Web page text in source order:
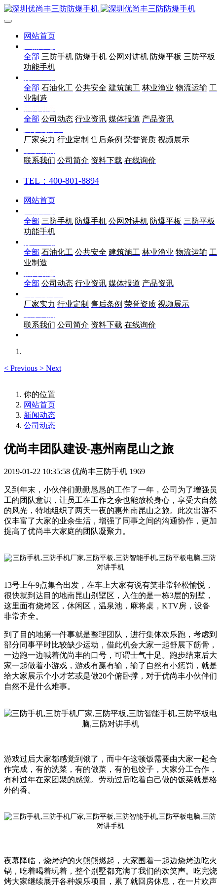
网站首页
全部 三防手机 防爆手机 公网对讲机 防爆平板 三防平板
功能手机
全部 石油化工 公共安全 建筑施工 林业渔业 物流运输 工
业制造
全部 公司动态 行业资讯 媒体报道 产品资讯
厂家实力 行业定制 售后条例 荣誉资质 视频展示
联系我们 公司简介 资料下载 在线询价
TEL：400-801-8894
网站首页
全部 三防手机 防爆手机 公网对讲机 防爆平板 三防平板
功能手机
全部 石油化工 公共安全 建筑施工 林业渔业 物流运输 工
业制造
全部 公司动态 行业资讯 媒体报道 产品资讯
厂家实力 行业定制 售后条例 荣誉资质 视频展示
联系我们 公司简介 资料下载 在线询价
< Previous > Next
你的位置
网站首页
新闻动态
公司动态
优尚丰团队建设-惠州南昆山之旅
2019-01-22 10:35:58 优尚丰三防手机 1969
又到年末，小伙伴们勤勤恳恳的工作了一年，公司为了增强员
工的团队意识，让员工在工作之余也能放松身心，享受大自然
的风光，特地组织了两天一夜的惠州南昆山之旅。此次出游不
仅丰富了大家的业余生活，增强了同事之间的沟通协作，更加
提高了优尚丰大家庭的团队凝聚力。
13号上午9点集合出发，在车上大家有说有笑非常轻松愉悦，
很快就到达目的地南昆山别墅区，入住的是一栋3层的别墅，
这里面有烧烤区，休闲区，温泉池，麻将桌，KTV房，设备
非常齐全。
到了目的地第一件事就是整理团队，进行集体欢乐跑，考虑到
部分同事平时比较缺少运动，借此机会大家一起舒展下筋骨，
一边跑一边喊着优尚丰的口号，可谓士气十足。跑步结束后大
家一起做着小游戏，游戏有赢有输，输了自然有小惩罚，就是
给大家展示个小才艺或是做20个俯卧撑，对于优尚丰小伙伴们
自然不是什么难事。
游戏过后大家都感觉到饿了，而中午这顿饭需要由大家一起合
作完成，有的洗菜，有的做菜，有的包饺子，大家分工合作，
有种过年在家团聚的感觉。劳动过后吃着自己做的饭菜就是格
外的香。
夜幕降临，烧烤炉的火熊熊燃起，大家围着一起边烧烤边吃火
锅，吃着喝着玩着，整个别墅都充满了我们的欢笑声。吃完烧
烤大家继续展开各种娱乐项目，累了就回房休息，在一片欢声